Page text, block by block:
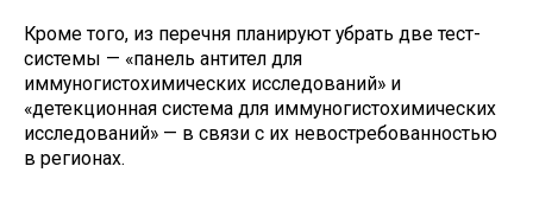
Кроме того, из перечня планируют убрать две тест-
системы — «панель антител ‎для
иммуногистохимических исследований» и
«детекционная система ‎для иммуногистохимических
исследований» — в связи с их невостребованностью
в регионах.